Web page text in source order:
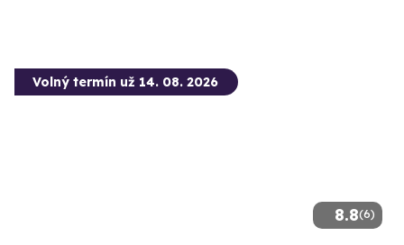
8.8(6)
Volný termín už 14. 08. 2026